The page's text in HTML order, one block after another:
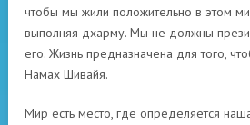
чтобы мы жили положительно в этом
выполняя дхарму. Мы не должны
его. Жизнь предназначена для того,
Намах Шивайя.
Мир есть место, где определяется